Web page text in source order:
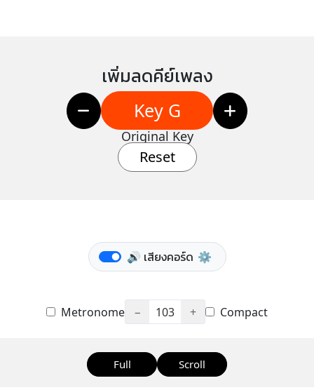
เพิ่มลดคีย์เพลง
Key G
Original Key
Reset
🔊 เสียงคอร์ด ⚙️
Metronome − 103 + Compact
Full Scroll